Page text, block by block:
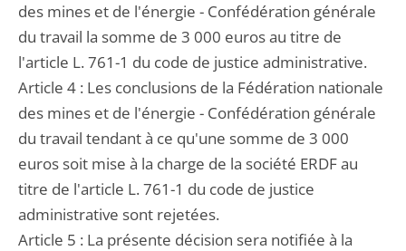
des mines et de l'énergie - Confédération générale
du travail la somme de 3 000 euros au titre de
l'article L. 761-1 du code de justice administrative.
Article 4 : Les conclusions de la Fédération nationale
des mines et de l'énergie - Confédération générale
du travail tendant à ce qu'une somme de 3 000
euros soit mise à la charge de la société ERDF au
titre de l'article L. 761-1 du code de justice
administrative sont rejetées.
Article 5 : La présente décision sera notifiée à la